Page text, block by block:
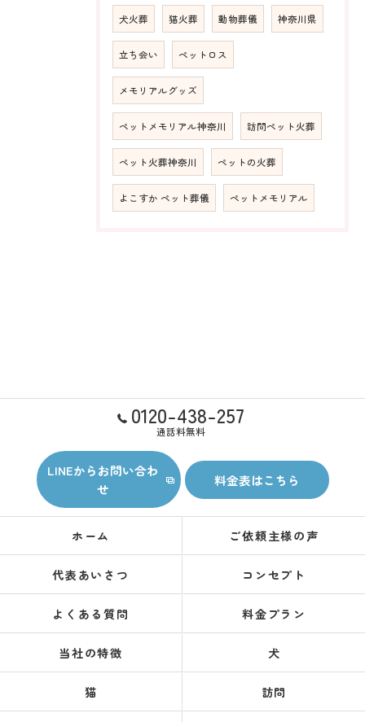
犬火葬 猫火葬 動物葬儀 神奈川県
立ち会い ペットロス
メモリアルグッズ
ペットメモリアル神奈川 訪問ペット火葬
ペット火葬神奈川 ペットの火葬
よこすか ペット葬儀 ペットメモリアル
0120-438-257
通話料無料
LINEからお問い合わ
せ
料金表はこちら
ホーム ご依頼主様の声
代表あいさつ コンセプト
よくある質問 料金プラン
当社の特徴 犬
猫 訪問